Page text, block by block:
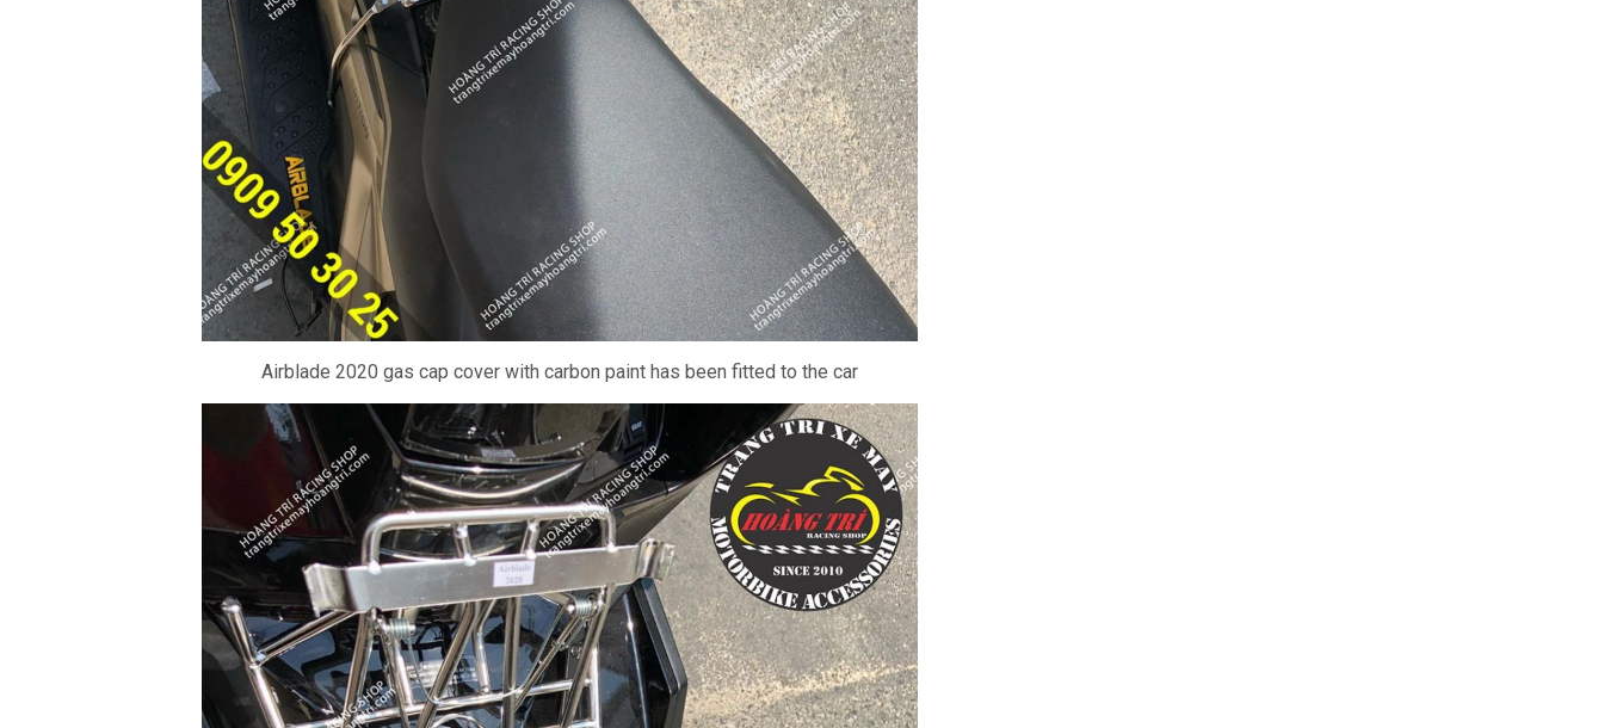
Airblade 2020 gas cap cover with carbon paint has been fitted to the car